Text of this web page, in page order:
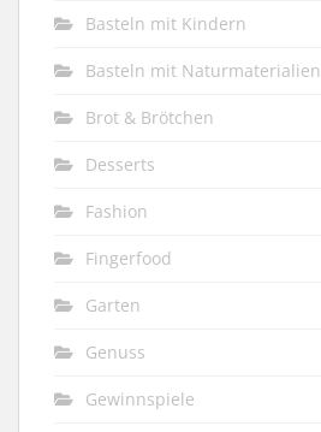
Basteln mit Kindern
Basteln mit Naturmaterialien
Brot & Brötchen
Desserts
Fashion
Fingerfood
Garten
Genuss
Gewinnspiele